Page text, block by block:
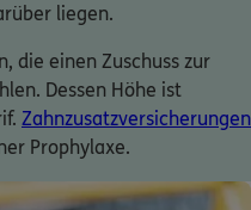
liegen.
die einen Zuschuss zur
Dessen Höhe ist
Zahnzusatzversicherungen
Prophylaxe.